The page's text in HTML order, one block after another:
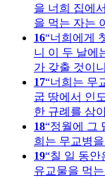
을 너희 집에
을 먹는 자는
16 너희에게
니 이 두 날에
가 갖출 것이
17 너희는 무
굽 땅에서 인
한 규례를 삼
18 정월에 그
희는 무교병
19 칠 일 동안
유교물을 먹